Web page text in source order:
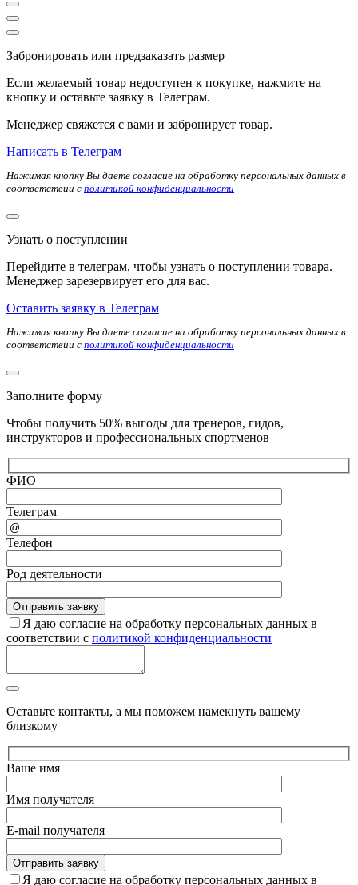
Забронировать или предзаказать размер
Если желаемый товар недоступен к покупке, нажмите на
кнопку и оставьте заявку в Телеграм.
Менеджер свяжется с вами и забронирует товар.
Написать в Телеграм
Нажимая кнопку Вы даете согласие на обработку персональных данных в
соответствии с политикой конфиденциальности
Узнать о поступлении
Перейдите в телеграм, чтобы узнать о поступлении товара.
Менеджер зарезервирует его для вас.
Оставить заявку в Телеграм
Нажимая кнопку Вы даете согласие на обработку персональных данных в
соответствии с политикой конфиденциальности
Заполните форму
Чтобы получить 50% выгоды для тренеров, гидов,
инструкторов и профессиональных спортменов
ФИО
Телеграм
Телефон
Род деятельности
Я даю согласие на обработку персональных данных в
соответствии с политикой конфиденциальности
Оставьте контакты, а мы поможем намекнуть вашему
близкому
Ваше имя
Имя получателя
E-mail получателя
Я даю согласие на обработку персональных данных в